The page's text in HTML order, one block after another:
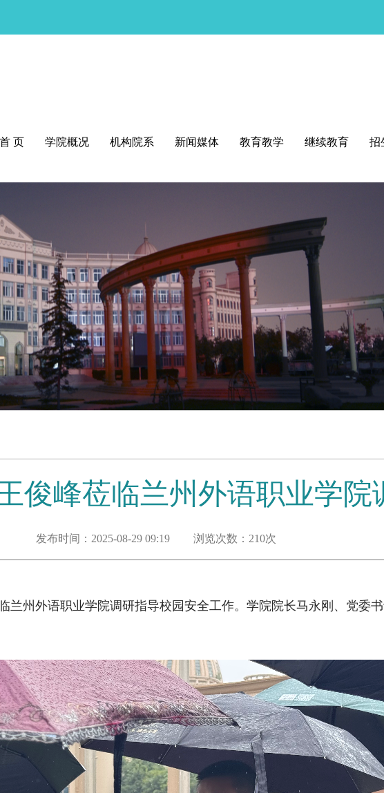
首 页 学院概况 机构院系 新闻媒体 教育教学 继续教育 招
俊峰莅临兰州外语职业学院
发布时间：2025-08-29 09:19 浏览次数： 210次
兰州外语职业学院调研指导校园安全工作。学院院长马永刚、党委